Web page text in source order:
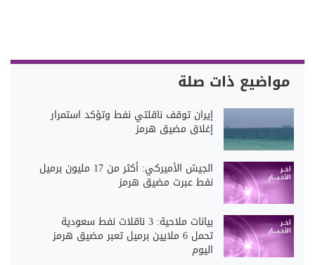
مواضيع ذات صلة
إيران توقف ناقلتي نفط وتؤكد استمرار
إغلاق مضيق هرمز
الجيش الأميركي: أكثر من 17 مليون برميل
نفط عبرت مضيق هرمز
بيانات ملاحية: 3 ناقلات نفط سعودية
تحمل 6 ملايين برميل تعبر مضيق هرمز
اليوم